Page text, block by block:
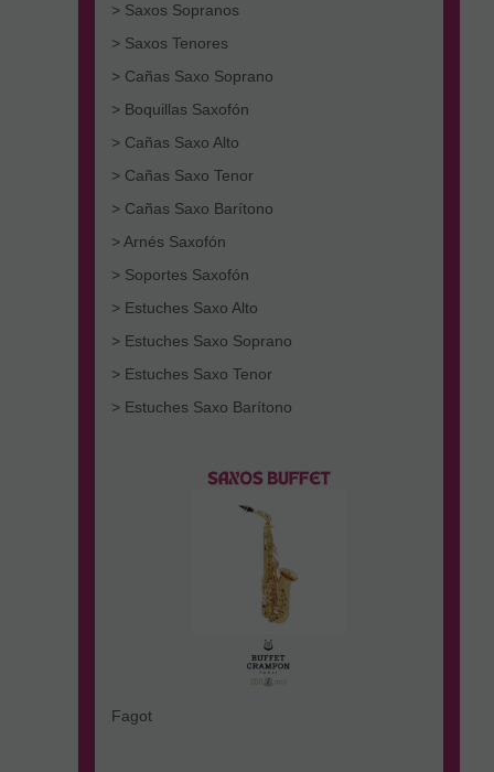
> Saxos Sopranos
> Saxos Tenores
> Cañas Saxo Soprano
> Boquillas Saxofón
> Cañas Saxo Alto
> Cañas Saxo Tenor
> Cañas Saxo Barítono
> Arnés Saxofón
> Soportes Saxofón
> Estuches Saxo Alto
> Estuches Saxo Soprano
> Estuches Saxo Tenor
> Estuches Saxo Barítono
Fagot